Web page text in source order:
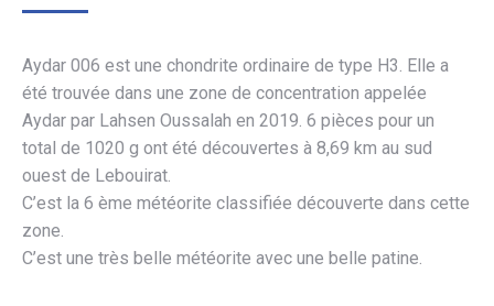
Aydar 006 est une chondrite ordinaire de type H3. Elle a
été trouvée dans une zone de concentration appelée
Aydar par Lahsen Oussalah en 2019. 6 pièces pour un
total de 1020 g ont été découvertes à 8,69 km au sud
ouest de Lebouirat.
C’est la 6 ème météorite classifiée découverte dans cette
zone.
C’est une très belle météorite avec une belle patine.